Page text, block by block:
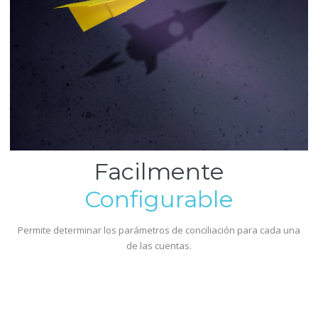
Facilmente
Configurable
Permite determinar los parámetros de conciliación para cada una
de las cuentas.